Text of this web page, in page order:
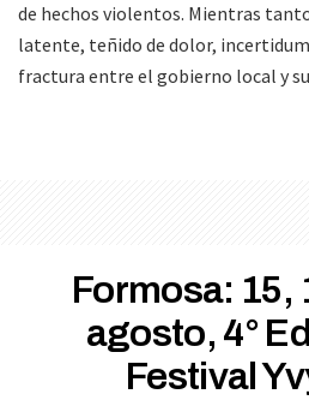
de hechos violentos. Mientras
latente, teñido de dolor,
fractura entre el gobierno local y
Formosa: 15,
agosto, 4°
Festival